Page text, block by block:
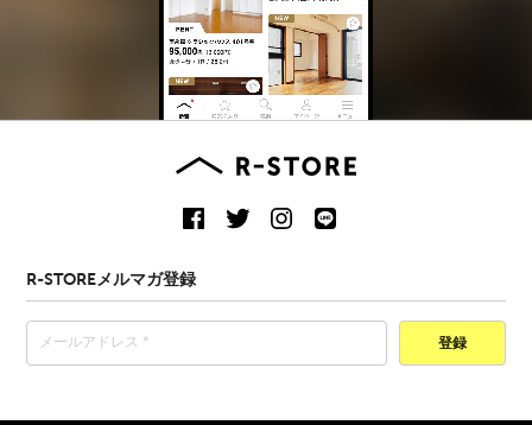
R-STOREメルマガ登録
登録